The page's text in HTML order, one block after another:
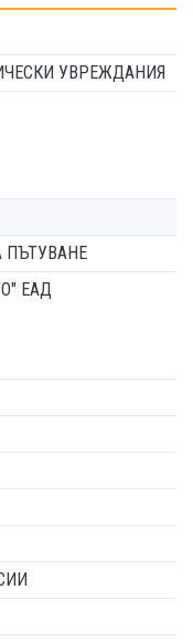
УВРЕЖДАНИЯ
ПЪТУВАНЕ
ЕАД